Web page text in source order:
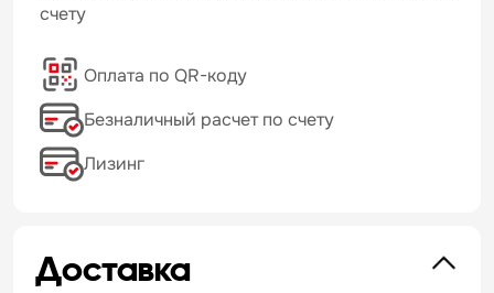
счету
Оплата по QR-коду
Безналичный расчет по счету
Лизинг
Доставка